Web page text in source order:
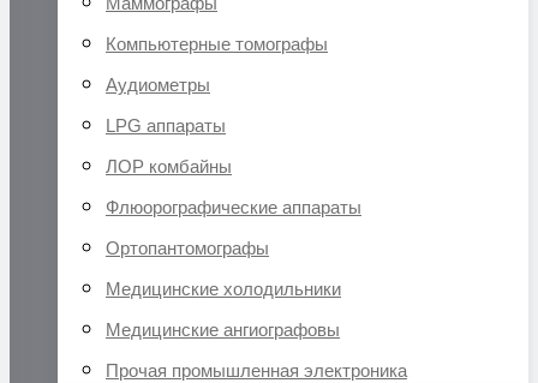
Компьютерные томографы
Аудиометры
LPG аппараты
ЛОР комбайны
Флюорографические аппараты
Ортопантомографы
Медицинские холодильники
Медицинские ангиографовы
Прочая промышленная электроника